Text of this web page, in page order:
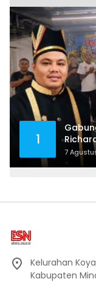
1
Keter
7
Kelurahan
Kabupaten